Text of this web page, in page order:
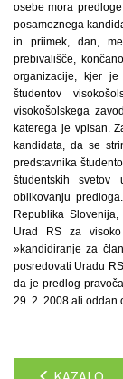
osebe mora
posameznega
in priimek, dan,
prebivališče,
organizacije, kjer
študentov
visokošolskega
katerega je vpisan.
kandidata, da se
predstavnika
študentskih svetov
oblikovanju
Republika
Urad RS za
»kandidiranje za
posredovati Uradu
da je predlog
29. 2. 2008 ali oddan